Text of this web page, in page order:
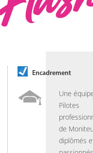
Encadrement
Une
Pilotes
de
diplômés